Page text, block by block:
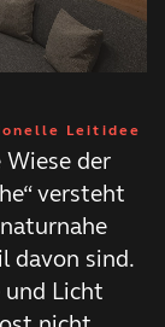
Leitidee
der
versteht
davon sind.
Licht